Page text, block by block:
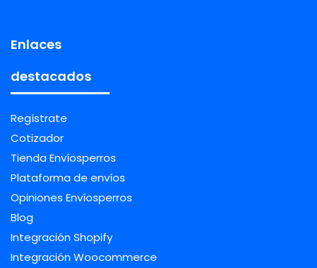
Enlaces
destacados
Regístrate
Cotizador
Tienda Envíosperros
Plataforma de envíos
Opiniones Envíosperros
Blog
Integración Shopify
Integración Woocommerce